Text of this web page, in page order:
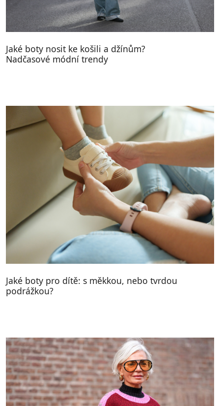
Jaké boty nosit ke košili a džínům?
Nadčasové módní trendy
Jaké boty pro dítě: s měkkou, nebo tvrdou
podrážkou?